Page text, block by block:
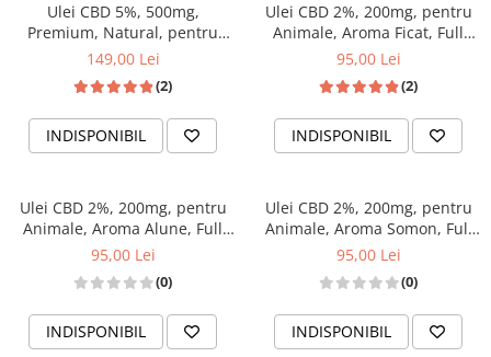
Ulei CBD 5%, 500mg,
Premium, Natural, pentru
Caini, 10ml
149,00 Lei
(2)
INDISPONIBIL
Ulei CBD 2%, 200mg, pentru
Animale, Aroma Ficat, Full
Spectrum, 10ml
95,00 Lei
(2)
INDISPONIBIL
Ulei CBD 2%, 200mg, pentru
Animale, Aroma Alune, Full
Spectrum, 10ml
95,00 Lei
(0)
INDISPONIBIL
Ulei CBD 2%, 200mg, pentru
Animale, Aroma Somon, Full
Spectrum, 10ml
95,00 Lei
(0)
INDISPONIBIL